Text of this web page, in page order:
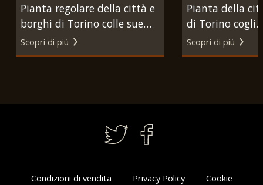
Pianta regolare della città e
borghi di Torino colle sue
adiacenze. Torino, Maggi,
1854.
Scopri di più
Pianta della
di Torino cogli
ingrandimenti
1837. Torino,
Scopri di più
Condizioni di vendita Privacy Policy Cookie